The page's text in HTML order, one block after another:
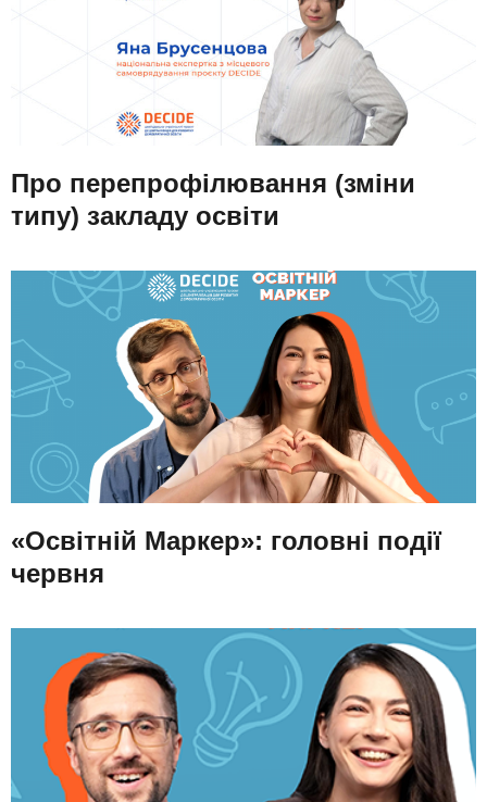
Про перепрофілювання (зміни
типу) закладу освіти
«Освітній Маркер»: головні події
червня